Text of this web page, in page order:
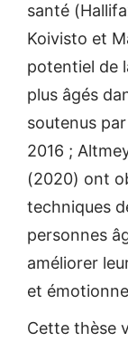
santé
Koivisto et
potentiel de
plus âgés
soutenus
2016 ;
(2020) ont
techniques
personnes
améliorer
et
Cette thèse